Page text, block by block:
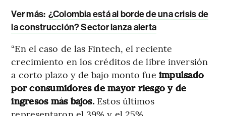
Ver más: ¿Colombia está al borde de una crisis de
la construcción? Sector lanza alerta
“En el caso de las Fintech, el reciente
crecimiento en los créditos de libre inversión
a corto plazo y de bajo monto fue impulsado
por consumidores de mayor riesgo y de
ingresos más bajos. Estos últimos